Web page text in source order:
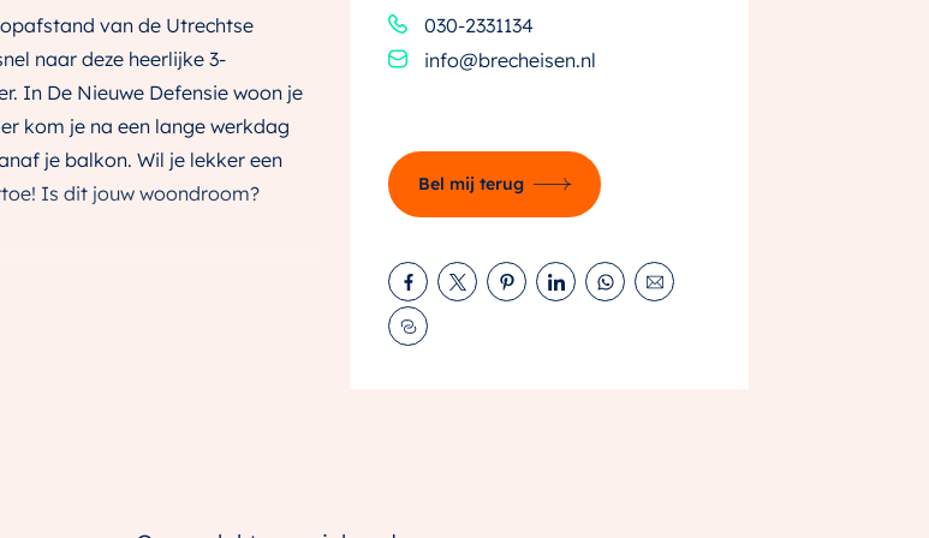
van de Utrechtse
naar deze heerlijke 3-
In De Nieuwe Defensie woon je
kom je na een lange werkdag
je balkon. Wil je lekker een
Is dit jouw woondroom?
gezellige etentjes en borrels.
Vanuit de woonkamer
Verder beschikt de woning over
licht en ruim en de 2e
030-2331134
info@brecheisen.nl
Bel mij terug